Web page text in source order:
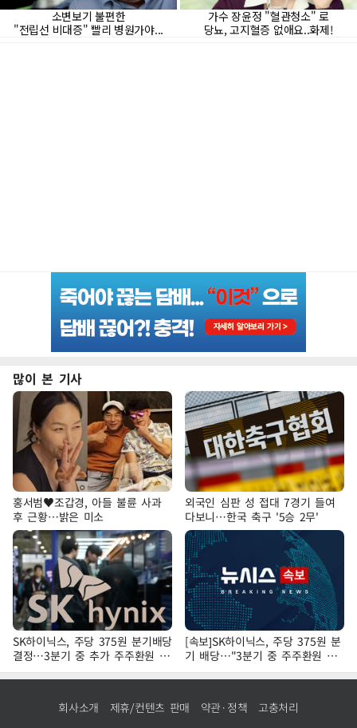
많이 본 기사
홍서범♥조갑경, 아들 불륜 사과
후 근황…밝은 미소
외국인 심판 성 접대 7경기 들여
다보니…한국 축구 '5승 2무'
SK하이닉스, 주당 375원 분기배당
결정…3분기 중 추가 주주환원 발
표
[속보]SK하이닉스, 주당 375원 분
기 배당…"3분기 중 주주환원 방
안 확정"
회사소개 제휴/컨텐츠 판매 약관·정책 고충처리